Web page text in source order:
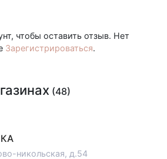
чтобы оставить отзыв. Нет
Зарегистрироваться.
(48)
никольская, д.54